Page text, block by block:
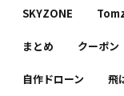
SKYZONE
まとめ クーポン
自作ドローン 飛